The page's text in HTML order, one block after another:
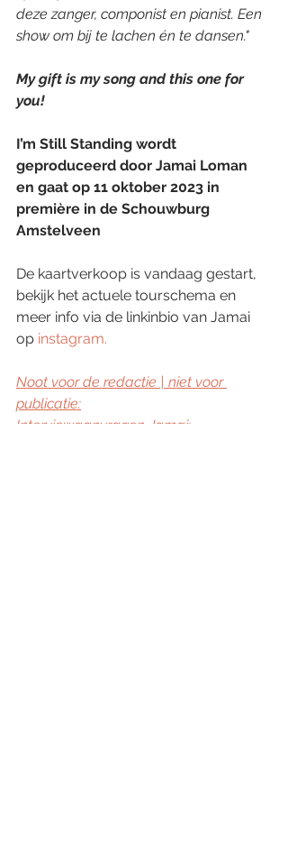
deze zanger, componist en pianist. Een
show om bij te lachen én te dansen."
My gift is my song and this one for
you!
I’m Still Standing wordt
geproduceerd door Jamai Loman
en gaat op 11 oktober 2023 in
première in de Schouwburg
Amstelveen
De kaartverkoop is vandaag gestart,
bekijk het actuele tourschema en
meer info via de linkinbio van Jamai
op instagram.
Noot voor de redactie | niet voor
publicatie:
Interviewaanvragen Jamai: